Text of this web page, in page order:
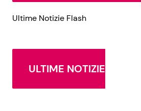
Ultime Notizie Flash
ULTIME NOTIZIE